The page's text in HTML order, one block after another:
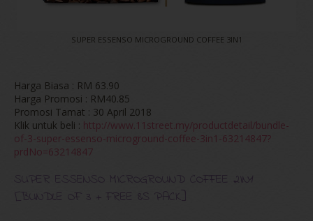
SUPER ESSENSO MICROGROUND COFFEE 3IN1
Harga Biasa : RM 63.90
Harga Promosi : RM40.85
Promosi Tamat : 30 April 2018
Klik untuk beli : http://www.11street.my/productdetail/bundle-
of-3-super-essenso-microground-coffee-3in1-63214847?
prdNo=63214847
SUPER ESSENSO MICROGROUND COFFEE 2IN1
[BUNDLE OF 3 + FREE 8S PACK]